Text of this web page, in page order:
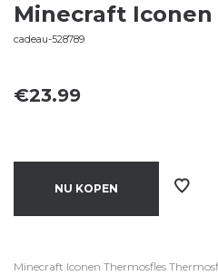
Minecraft
cadeau-528789
€23.99
NU KOPEN
Minecraft Iconen Thermosfles